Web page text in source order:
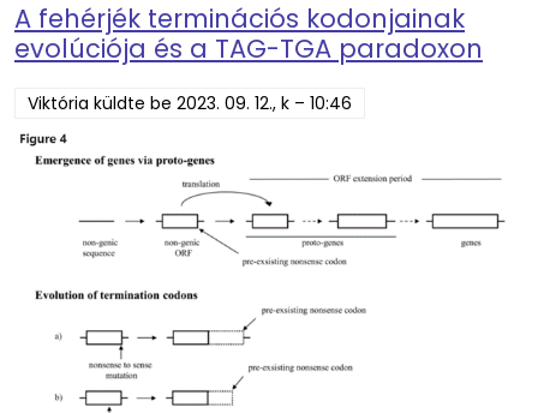
A fehérjék terminációs kodonjainak
evolúciója és a TAG-TGA paradoxon
Viktória küldte be 2023. 09. 12., k – 10:46